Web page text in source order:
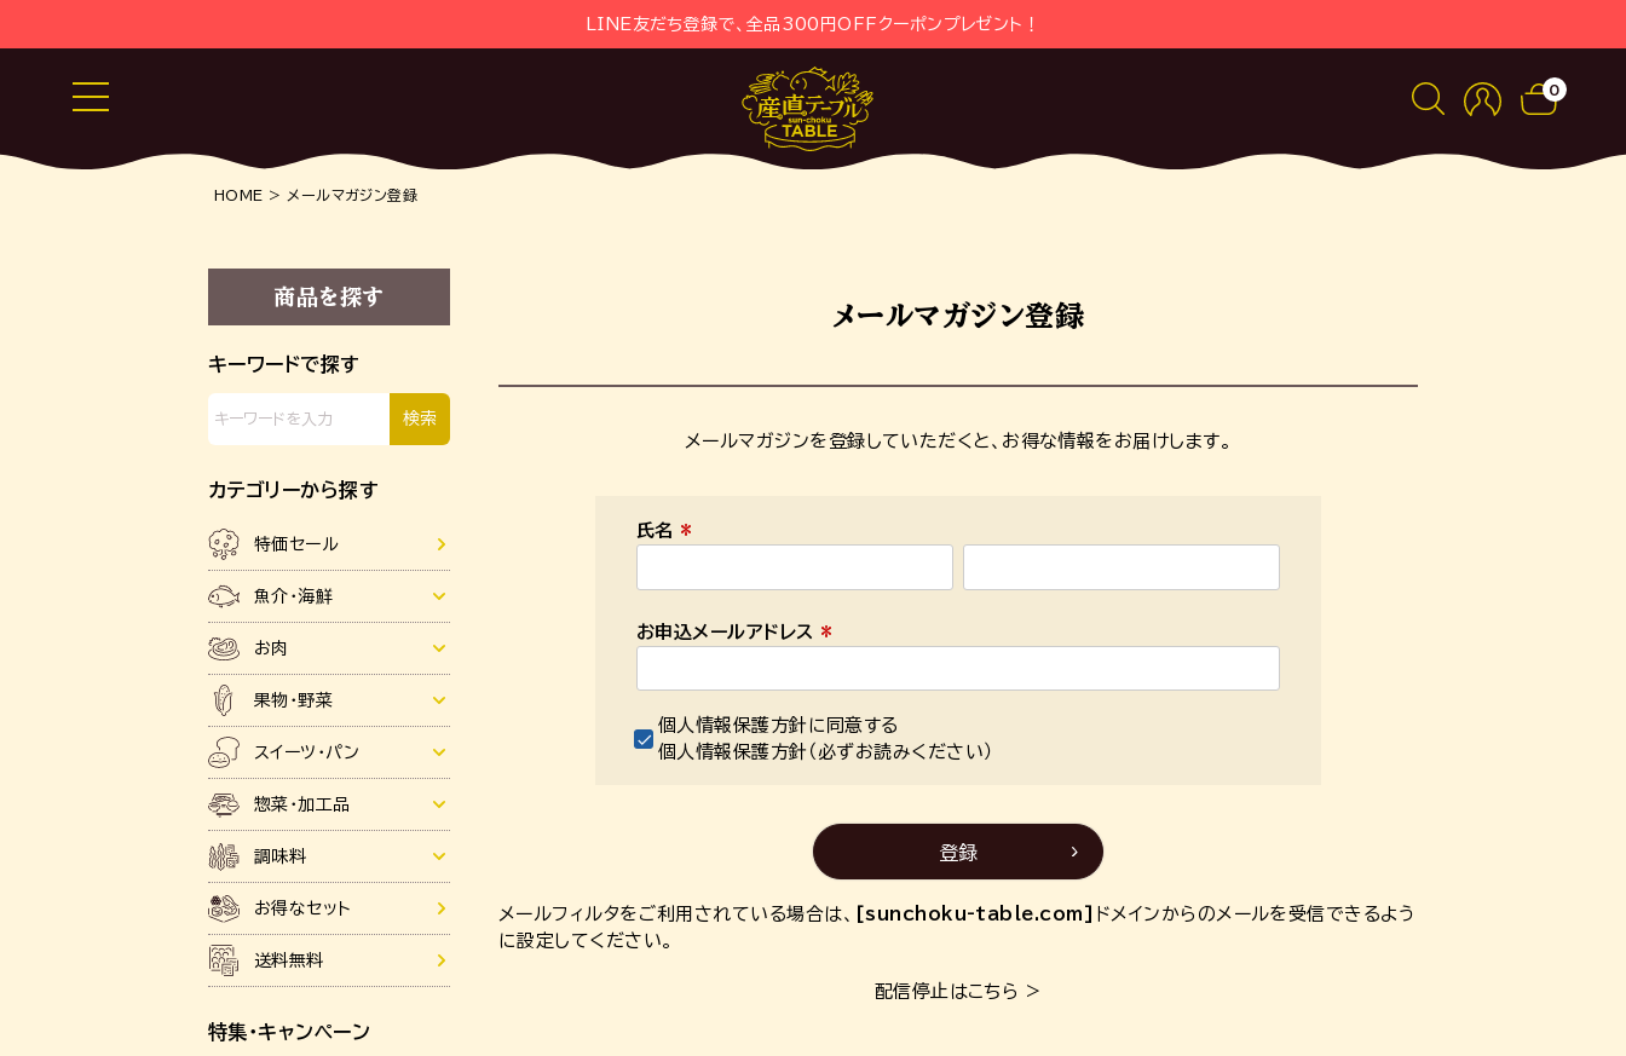
LINE友だち登録で、全品300円OFFクーポンプレゼント！
0
HOME メールマガジン登録
商品を探す
キーワードで探す
カテゴリーから探す
特価セール
魚介・海鮮
お肉
果物・野菜
スイーツ・パン
惣菜・加工品
調味料
お得なセット
送料無料
特集・キャンペーン
メールマガジン登録
メールマガジンを登録していただくと、お得な情報をお届けします。
氏名
)
お申込メールアドレス
)
個人情報保護方針に同意する
個人情報保護方針 （必ずお読みください）
登録
メールフィルタをご利用されている場合は、 [sunchoku-table.com]
ドメインからのメールを受信できるよう
に設定してください。
配信停止はこちら >